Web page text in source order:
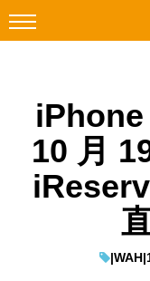
Facebook
科技焦點
網絡生活
iPhone
10 月
|WAH|